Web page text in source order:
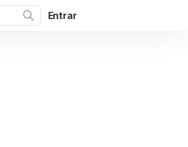
Entrar